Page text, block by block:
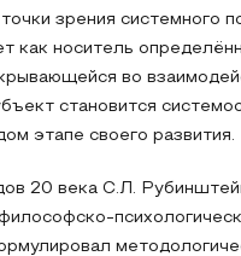
зрения системного
как носитель
во
становится
этапе своего развития.
20 века С.Л.